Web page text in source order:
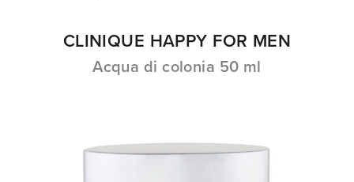
CLINIQUE HAPPY FOR MEN
Acqua di colonia 50 ml